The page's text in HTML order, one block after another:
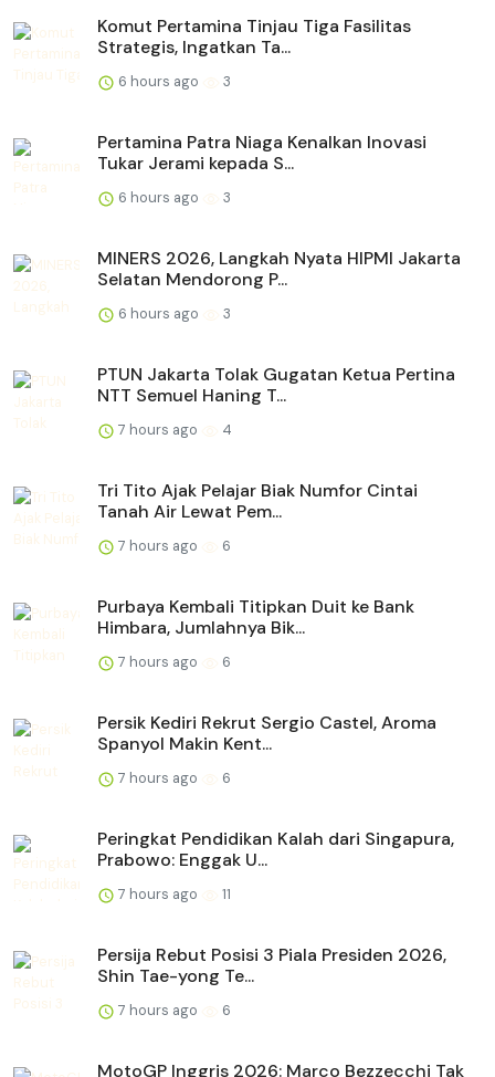
Komut Pertamina Tinjau Tiga Fasilitas
Strategis, Ingatkan Ta...
6 hours ago 3
Pertamina Patra Niaga Kenalkan Inovasi
Tukar Jerami kepada S...
6 hours ago 3
MINERS 2026, Langkah Nyata HIPMI Jakarta
Selatan Mendorong P...
6 hours ago 3
PTUN Jakarta Tolak Gugatan Ketua Pertina
NTT Semuel Haning T...
7 hours ago 4
Tri Tito Ajak Pelajar Biak Numfor Cintai
Tanah Air Lewat Pem...
7 hours ago 6
Purbaya Kembali Titipkan Duit ke Bank
Himbara, Jumlahnya Bik...
7 hours ago 6
Persik Kediri Rekrut Sergio Castel, Aroma
Spanyol Makin Kent...
7 hours ago 6
Peringkat Pendidikan Kalah dari Singapura,
Prabowo: Enggak U...
7 hours ago 11
Persija Rebut Posisi 3 Piala Presiden 2026,
Shin Tae-yong Te...
7 hours ago 6
MotoGP Inggris 2026: Marco Bezzecchi Tak